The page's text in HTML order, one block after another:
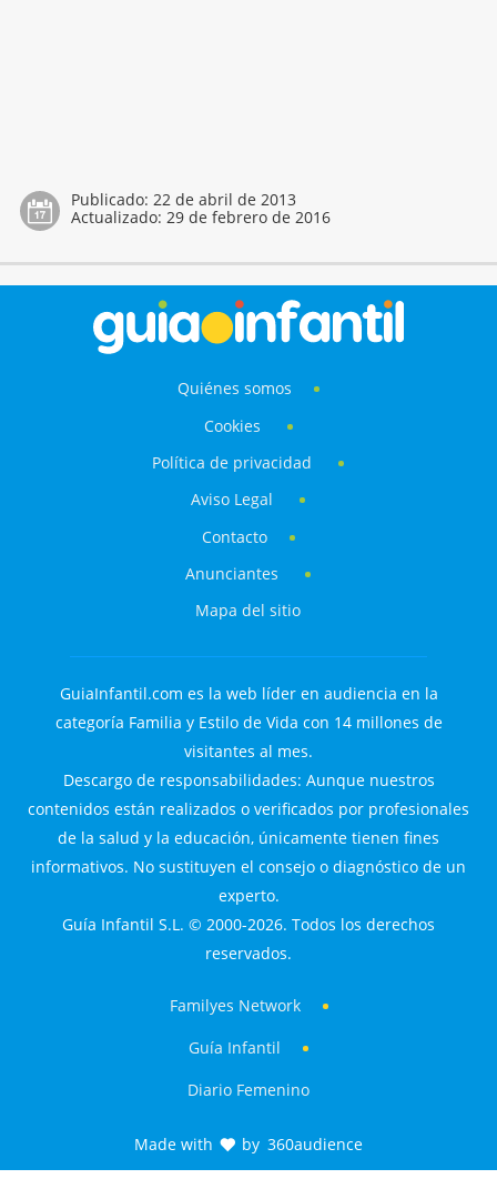
Publicado: 22 de abril de 2013
Actualizado: 29 de febrero de 2016
Quiénes somos
Cookies
Política de privacidad
Aviso Legal
Contacto
Anunciantes
Mapa del sitio
GuiaInfantil.com es la web líder en audiencia en la
categoría Familia y Estilo de Vida con 14 millones de
visitantes al mes.
Descargo de responsabilidades: Aunque nuestros
contenidos están realizados o verificados por profesionales
de la salud y la educación, únicamente tienen fines
informativos. No sustituyen el consejo o diagnóstico de un
experto.
Guía Infantil S.L. © 2000-2026. Todos los derechos
reservados.
Familyes Network
Guía Infantil
Diario Femenino
Made with by 360audience